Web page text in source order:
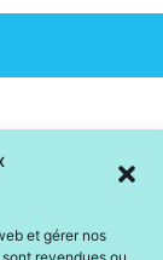
et gérer nos